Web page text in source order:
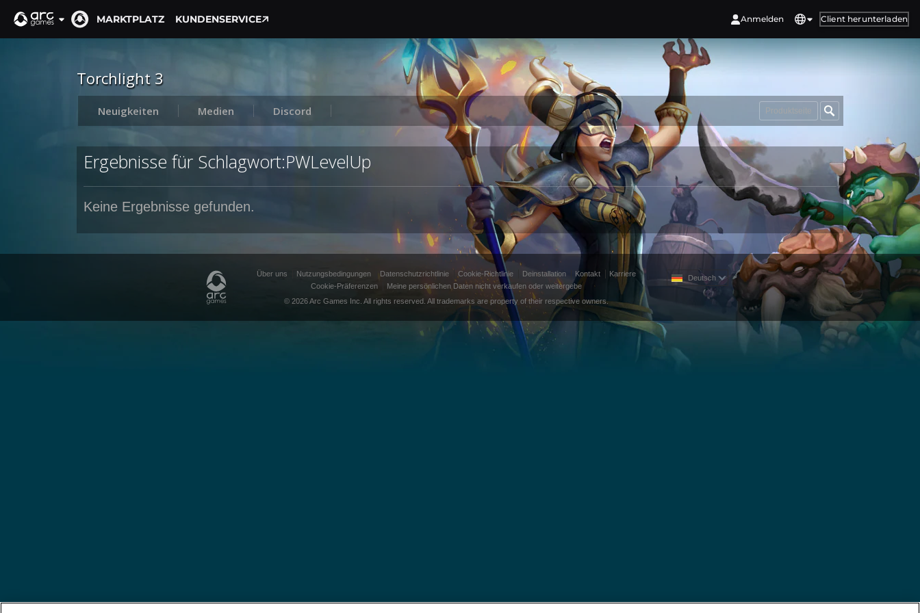
MARKTPLATZ KUNDENSERVICE Anmelden Client herunterladen
Torchlight 3
Neuigkeiten Medien Discord Produktseite
Ergebnisse für Schlagwort:PWLevelUp
Keine Ergebnisse gefunden.
Deutsch
Über uns Nutzungsbedingungen Datenschutzrichtlinie Cookie-Richtlinie Deinstallation Kontakt
Karriere
Cookie-Präferenzen
Meine persönlichen Daten nicht verkaufen oder weitergebe
© 2026 Arc Games Inc. All rights reserved. All trademarks are property of their respective owners.